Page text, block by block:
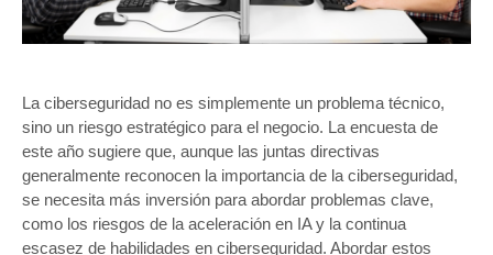
La ciberseguridad no es simplemente un problema técnico,
sino un riesgo estratégico para el negocio. La encuesta de
este año sugiere que, aunque las juntas directivas
generalmente reconocen la importancia de la ciberseguridad,
se necesita más inversión para abordar problemas clave,
como los riesgos de la aceleración en IA y la continua
escasez de habilidades en ciberseguridad. Abordar estos